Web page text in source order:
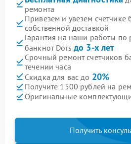
ремонта
Привезем и увезем счетчике
собственной доставкой
Гарантия на наши работы по
банкнот Dors до 3-х лет
Срочный ремонт счетчиков
течении часа
Скидка для вас до 20%
Получите 1500 рублей на
Оригинальные
Получить